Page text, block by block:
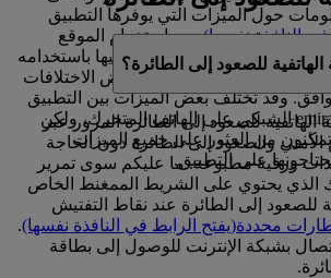
حول الميزات التي يوفرها التطبيق
في النافذة نفسها). يعد استخدام الموقع
الشبكي emirates.com على الهاتف المتحرك شبيها باستخدامه
المكتب، بصرف النظر عن بعض الاختلافات
وقد تختلف بعض الميزات بين التطبيق
وموقع emirates.com الشبكي على الهاتف المتحرك، ولكن
من العثور على جميع الميزات
على التطبيق.
للصعود إلى الطائرة؟
الهاتفية للصعود إلى الطائرة المرور عبر
والصعود إلى الطائرة دون الحاجة
ورقية مطبوعة. ما عليكم سوى تمرير
الذي يحتوي على الشريط الممغنط الخاص
للصعود إلى الطائرة عند نقاط التفتيش
محددة(يفتح الرابط في النافذة نفسها).
بشبكة الإنترنت للوصول إلى بطاقة